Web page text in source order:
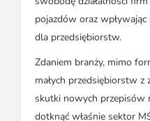
pojazdów oraz
dla przedsiębiorstw.
Zdaniem branży, mimo
małych przedsiębiorstw
skutki nowych przepisów
dotknąć właśnie sektor